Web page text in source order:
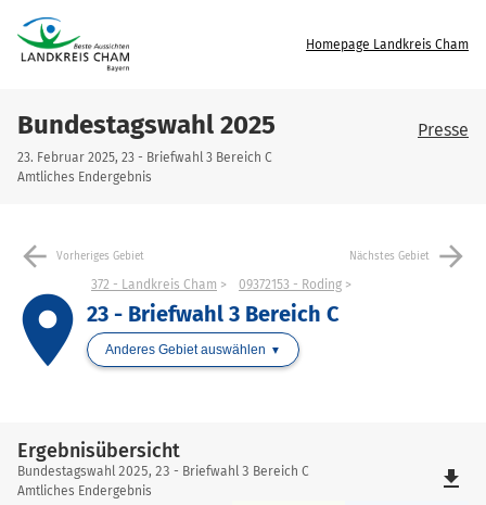
Homepage Landkreis Cham
Bundestagswahl 2025
23. Februar 2025, 23 - Briefwahl 3 Bereich C
Amtliches Endergebnis
Presse
arrow_back Vorheriges Gebiet Nächstes Gebiet arrow_forward
place
372 - Landkreis Cham 09372153 - Roding
23 - Briefwahl 3 Bereich C
Anderes Gebiet auswählen
Ergebnisübersicht
Ergebnisübersicht
Bundestagswahl 2025, 23 - Briefwahl 3 Bereich C
Amtliches Endergebnis
file_download